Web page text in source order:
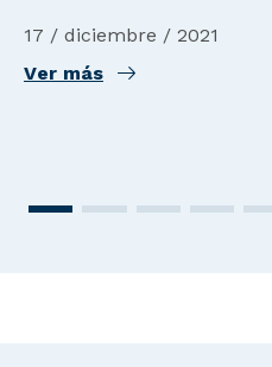
17 / diciembre / 2021
Ver más